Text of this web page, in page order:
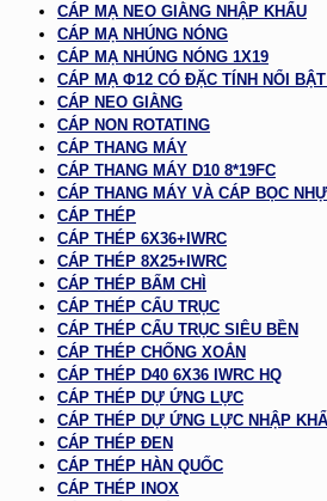
CÁP MẠ NEO GIẰNG NHẬP KHẨU
CÁP MẠ NHÚNG NÓNG
CÁP MẠ NHÚNG NÓNG 1X19
CÁP MẠ Φ12 CÓ ĐẶC TÍNH NỔI
CÁP NEO GIẰNG
CÁP NON ROTATING
CÁP THANG MÁY
CÁP THANG MÁY D10 8*19FC
CÁP THANG MÁY VÀ CÁP BỌC
CÁP THÉP
CÁP THÉP 6X36+IWRC
CÁP THÉP 8X25+IWRC
CÁP THÉP BẤM CHÌ
CÁP THÉP CẨU TRỤC
CÁP THÉP CẨU TRỤC SIÊU BỀN
CÁP THÉP CHỐNG XOẮN
CÁP THÉP D40 6X36 IWRC HQ
CÁP THÉP DỰ ỨNG LỰC
CÁP THÉP DỰ ỨNG LỰC NHẬP
CÁP THÉP ĐEN
CÁP THÉP HÀN QUỐC
CÁP THÉP INOX